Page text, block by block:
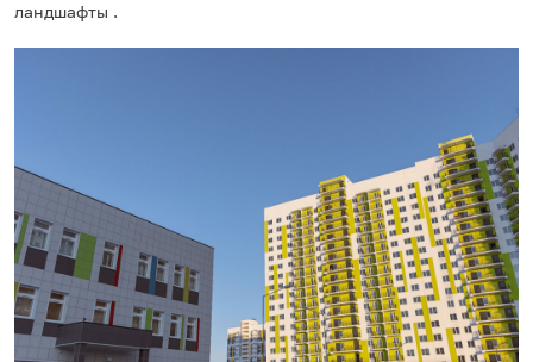
ландшафты .